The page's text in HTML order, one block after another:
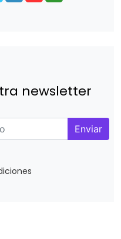
newsletter
Enviar